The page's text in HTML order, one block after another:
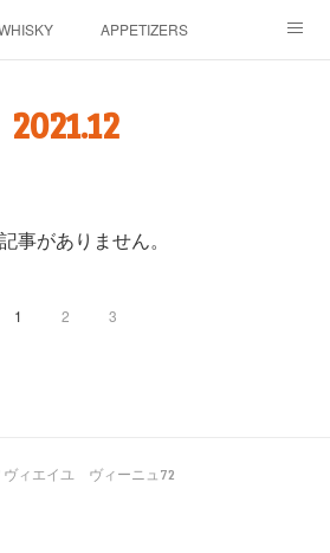
APPETIZERS
2021.12
事がありません。
1 2 3
ヴィエイユ ヴィーニュ72